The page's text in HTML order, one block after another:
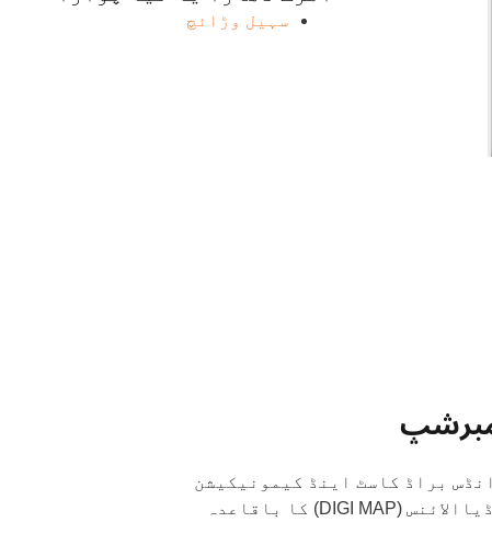
سہیل وڑائچ
براڈ کاسٹ اینڈ کیمونیکیشن
) ڈیجٹیل میڈیاالائنس (DIGI MAP) کا باقاعدہ